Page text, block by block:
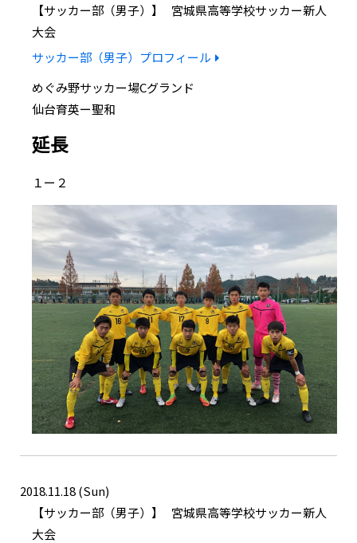
サッカー部（男子）
宮城県高等学校サッカー新人
大会
サッカー部（男子）プロフィール
めぐみ野サッカー場Cグランド
仙台育英ー聖和
延長
１ー２
2018.11.18 (Sun)
サッカー部（男子）
宮城県高等学校サッカー新人
大会